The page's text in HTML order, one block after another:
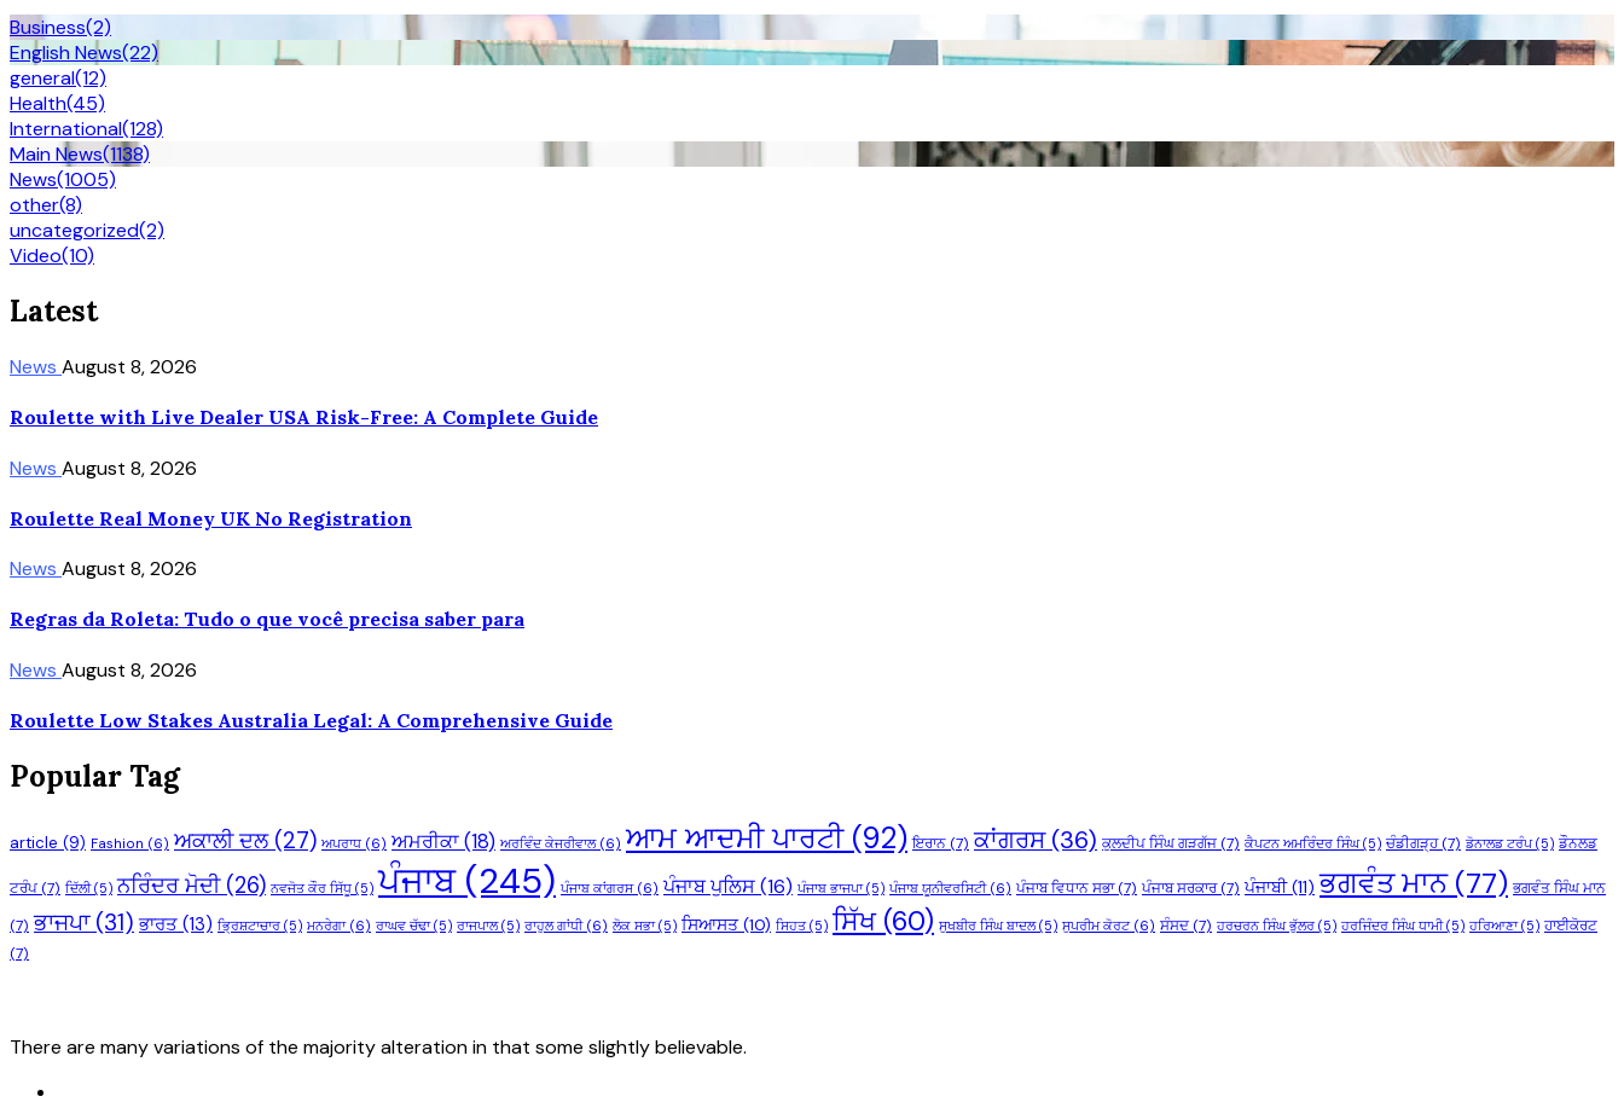
Business(2)
English News(22)
general(12)
Health(45)
International(128)
Main News(1138)
News(1005)
other(8)
uncategorized(2)
Video(10)
Latest
News August 8, 2026
Roulette with Live Dealer USA Risk-Free: A Complete Guide
News August 8, 2026
Roulette Real Money UK No Registration
News August 8, 2026
Regras da Roleta: Tudo o que você precisa saber para
News August 8, 2026
Roulette Low Stakes Australia Legal: A Comprehensive Guide
Popular Tag
article (9) Fashion (6) ਅਕਾਲੀ ਦਲ(27) ਅਪਰਾਧ (6) ਅਮਰੀਕਾ(18) ਅਰਵਿੰਦ ਕੇਜਰੀਵਾਲ(6) ਆਮ ਆਦਮੀ ਪਾਰਟੀ(92) ਇਰਾਨ (7) ਕਾਂਗਰਸ(36) ਕੁਲਦੀਪ ਸਿੰਘ ਗੜਗੱਜ (7) ਕੈਪਟਨ ਅਮਰਿੰਦਰ ਸਿੰਘ(5) ਚੰਡੀਗੜ੍ਹ(7) ਡੋਨਾਲਡ ਟਰੰਪ(5) ਡੌਨਲਡ
ਟਰੰਪ (7) ਦਿੱਲੀ(5) ਨਰਿੰਦਰ ਮੋਦੀ(26) ਨਵਜੋਤ ਕੌਰ ਸਿੱਧੂ (5) ਪੰਜਾਬ(245) ਪੰਜਾਬ ਕਾਂਗਰਸ(6) ਪੰਜਾਬ ਪੁਲਿਸ(16) ਪੰਜਾਬ ਭਾਜਪਾ(5) ਪੰਜਾਬ ਯੂਨੀਵਰਸਿਟੀ(6) ਪੰਜਾਬ ਵਿਧਾਨ ਸਭਾ(7) ਪੰਜਾਬ ਸਰਕਾਰ(7) ਪੰਜਾਬੀ(11) ਭਗਵੰਤ ਮਾਨ(77) ਭਗਵੰਤ ਸਿੰਘ ਮਾਨ
(7) ਭਾਜਪਾ(31) ਭਾਰਤ (13) ਭ੍ਰਿਸ਼ਟਾਚਾਰ (5) ਮਨਰੇਗਾ(6) ਰਾਘਵ ਚੱਢਾ(5) ਰਾਜਪਾਲ(5) ਰਾਹੁਲ ਗਾਂਧੀ(6) ਲੋਕ ਸਭਾ(5) ਸਿਆਸਤ(10) ਸਿਹਤ(5) ਸਿੱਖ(60) ਸੁਖਬੀਰ ਸਿੰਘ ਬਾਦਲ(5) ਸੁਪਰੀਮ ਕੋਰਟ(6) ਸੰਸਦ (7) ਹਰਚਰਨ ਸਿੰਘ ਭੁੱਲਰ (5) ਹਰਜਿੰਦਰ ਸਿੰਘ ਧਾਮੀ(5) ਹਰਿਆਣਾ(5) ਹਾਈਕੋਰਟ
(7)
There are many variations of the majority alteration in that some slightly believable.